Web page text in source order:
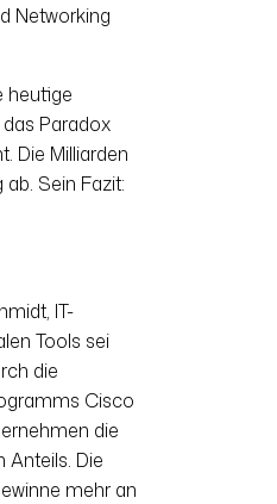
Networking
heutige
Paradox
Die Milliarden
Sein Fazit:
IT-
Tools sei
die
Cisco
die
Anteils. Die
mehr an